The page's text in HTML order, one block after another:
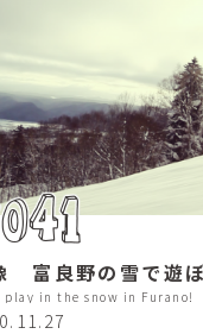
nature
ニングルテラ
レストラン
スーベニア
play in the snow in Furano!